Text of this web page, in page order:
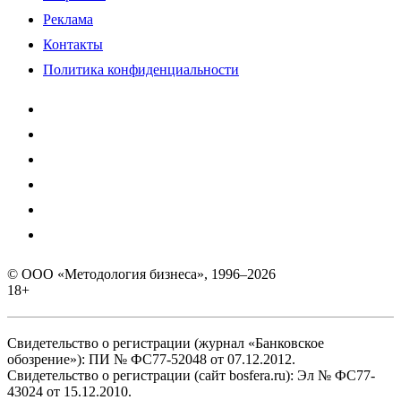
Реклама
Контакты
Политика конфиденциальности
© ООО «Методология бизнеса», 1996–2026
18+
Свидетельство о регистрации (журнал «Банковское
обозрение»): ПИ № ФС77-52048 от 07.12.2012.
Свидетельство о регистрации (сайт bosfera.ru): Эл № ФС77-
43024 от 15.12.2010.